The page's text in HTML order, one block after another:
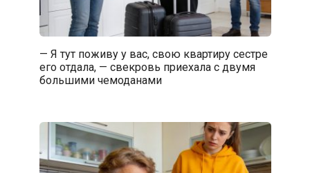
— Я тут поживу у вас, свою квартиру сестре
его отдала, — свекровь приехала с двумя
большими чемоданами